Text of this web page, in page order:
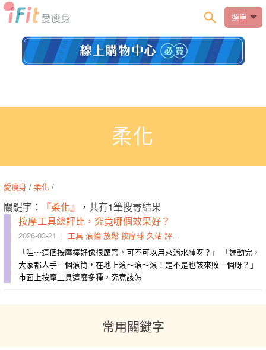
選單
柔化
愛瘦身 / 柔化 /
關鍵字： 『柔化』
，共有1筆搜尋結果
按摩工具總評比，究竟哪個效果好？
2026-03-21 工具 滾輪 放鬆 按摩球 久站 評比
「哇～這個按摩棒好像很厲害，可不可以用來消水腫呀？」 「運動完，
大家都人手一個滾筒，在地上滾～滾～滾！是不是也該來敗一個呀？」
市面上按摩工具這麼多種，究竟該怎
常用關鍵字